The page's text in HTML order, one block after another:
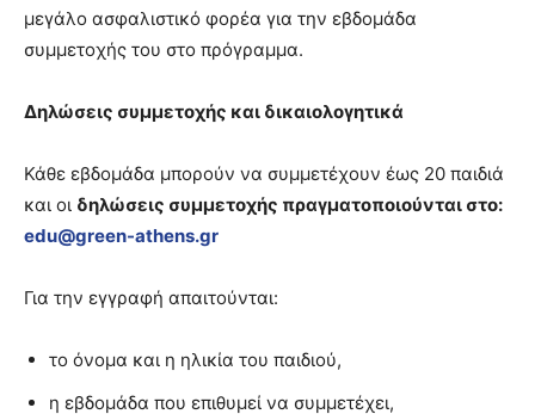
μεγάλο ασφαλιστικό φορέα για την εβδομάδα
συμμετοχής του στο πρόγραμμα.
Δηλώσεις συμμετοχής και δικαιολογητικά
Κάθε εβδομάδα μπορούν να συμμετέχουν έως 20 παιδιά
και οι δηλώσεις συμμετοχής πραγματοποιούνται στο:
edu@green-athens.gr
Για την εγγραφή απαιτούνται:
το όνομα και η ηλικία του παιδιού,
η εβδομάδα που επιθυμεί να συμμετέχει,